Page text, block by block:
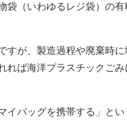
（いわゆるレジ袋）の有
すが、製造過程や廃棄時
れば海洋プラスチックご
バッグを携帯する」と